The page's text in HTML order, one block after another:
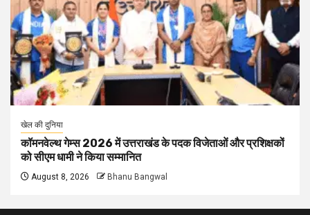
खेल की दुनिया
कॉमनवेल्थ गेम्स 2026 में उत्तराखंड के पदक विजेताओं और प्रशिक्षकों
को सीएम धामी ने किया सम्मानित
August 8, 2026 Bhanu Bangwal